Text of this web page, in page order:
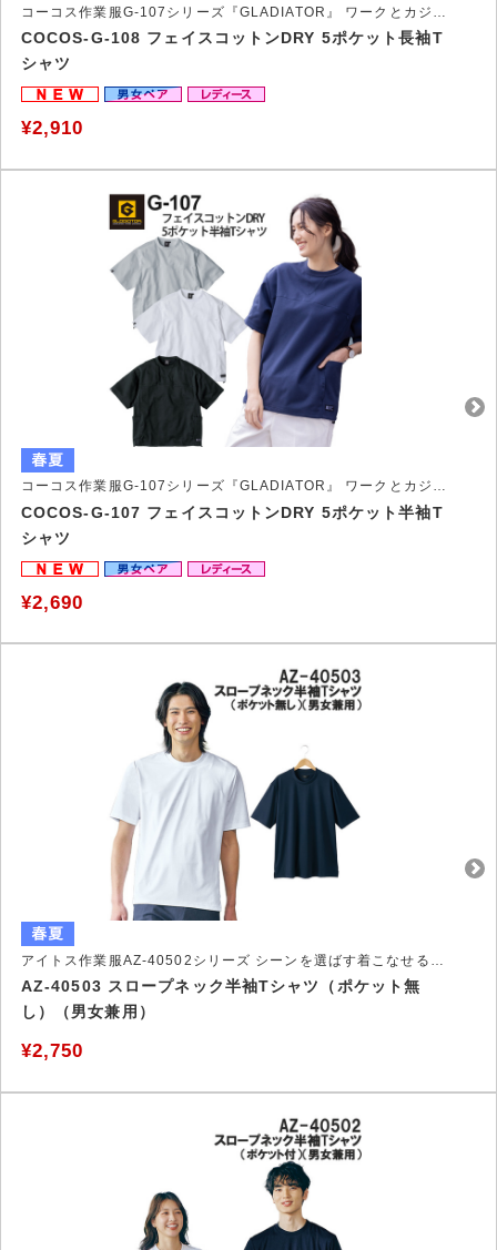
COCOS-G-108 フェイスコットンDRY 5ポケット長袖T
シャツ
¥2,910
コーコス作業服G-107シリーズ『GLADIATOR』 ワークとカジュアルの垣根を超えるオールラウンドな進化系Tシャツ
COCOS-G-107 フェイスコットンDRY 5ポケット半袖T
シャツ
¥2,690
AZ-40503 スロープネック半袖Tシャツ（ポケット無
し）（男女兼用）
¥2,750